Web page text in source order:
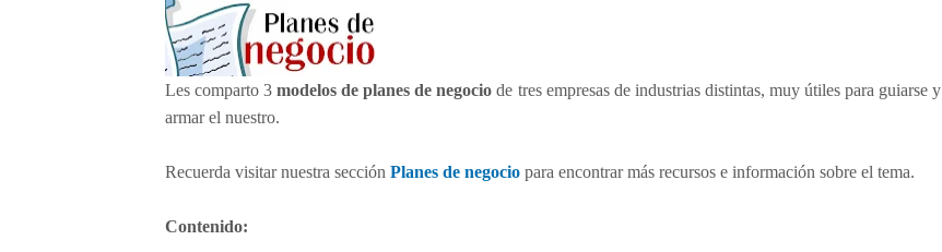
Les comparto 3modelos de planes de negocio de tres empresas de industrias distintas, muy útiles para guiarse y
armar el nuestro.
Recuerda visitar nuestra sección Planes de negocio para encontrar más recursos e información sobre el tema.
Contenido: